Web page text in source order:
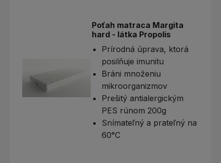
Poťah matraca Margita
hard - látka Propolis
Prírodná úprava, ktorá
posilňuje imunitu
Bráni množeniu
mikroorganizmov
Prešitý antialergickým
PES rúnom 200g
Snímateľný a prateľný na
60°C